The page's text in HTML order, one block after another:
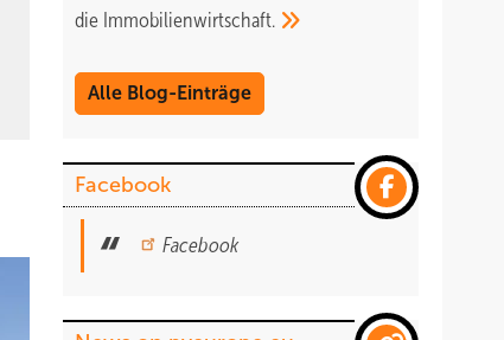
die Immobilienwirtschaft.
Alle Blog-Einträge
Facebook
Facebook